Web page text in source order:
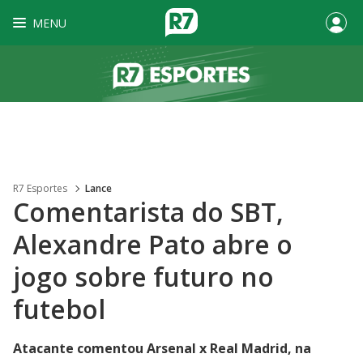
MENU
R7 Esportes Lance
Comentarista do SBT,
Alexandre Pato abre o
jogo sobre futuro no
futebol
Atacante comentou Arsenal x Real Madrid, na